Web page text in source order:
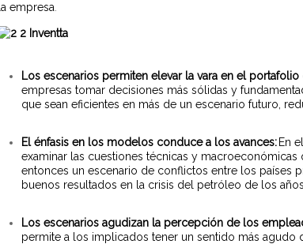
la empresa
Los escenarios permiten elevar la vara en el portafolio
empresas tomar decisiones más sólidas y
que sean eficientes en más de un escenario futuro,
El énfasis en los modelos conduce a los avances: En
examinar las cuestiones técnicas y
entonces un escenario de conflictos entre los países
buenos resultados en la crisis del petróleo de los
Los escenarios agudizan la percepción de los
permite a los implicados tener un sentido más